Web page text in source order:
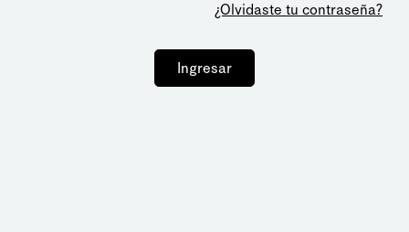
¿Olvidaste tu contraseña?
Ingresar